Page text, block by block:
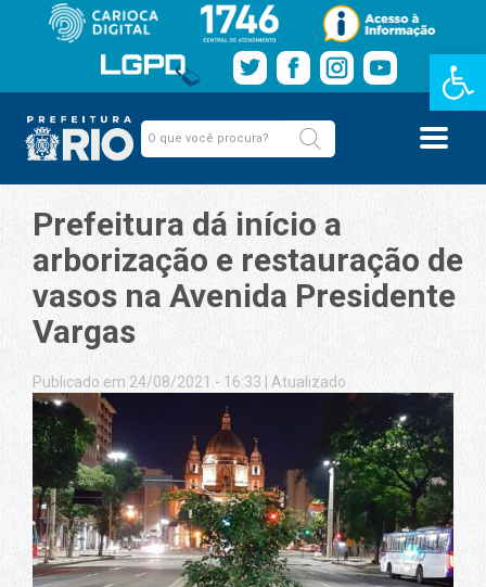
Barra de
Prefeitura dá início a
arborização e restauração de
vasos na Avenida Presidente
Vargas
Publicado em 24/08/2021 - 16:33 Atualizado